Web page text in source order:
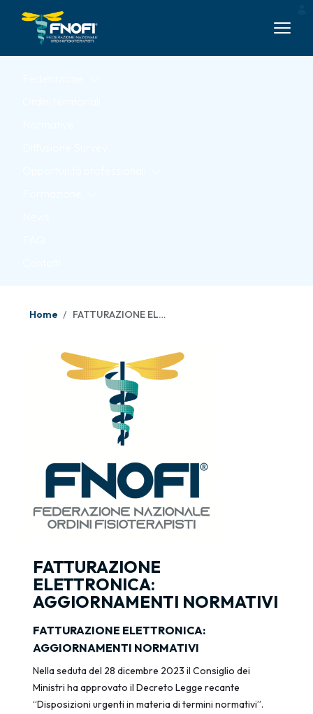
Skip to Main Content
Home FATTURAZIONE ELETTRONICA: AGGIORNAMENTI NORMATIVI
FATTURAZIONE
ELETTRONICA:
AGGIORNAMENTI NORMATIVI
FATTURAZIONE ELETTRONICA:
AGGIORNAMENTI NORMATIVI
Nella seduta del 28 dicembre 2023 il Consiglio dei
Ministri ha approvato il Decreto Legge recante
“Disposizioni urgenti in materia di termini normativi”.